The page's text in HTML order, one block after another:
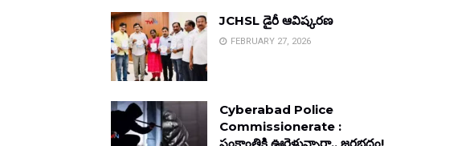
JCHSL డైరీ ఆవిష్కరణ
FEBRUARY 27, 2026
Cyberabad Police
Commissionerate :